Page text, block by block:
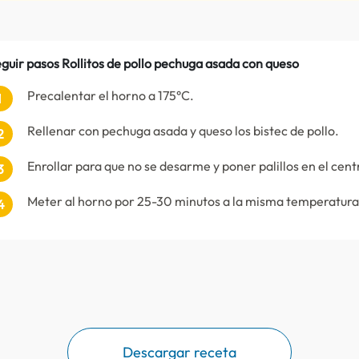
pasos Rollitos de pollo pechuga asada con queso
Precalentar el horno a 175°C.
Rellenar con pechuga asada y queso los bistec de pollo.
Enrollar para que no se desarme y poner palillos en el
Meter al horno por 25-30 minutos a la misma
Descargar receta